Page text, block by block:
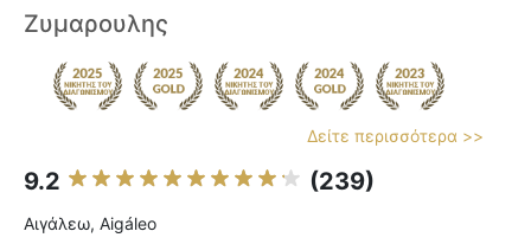
Ζυμαρουλης
Δείτε περισσότερα >>
9.2 (239)
Αιγάλεω, Aigáleo